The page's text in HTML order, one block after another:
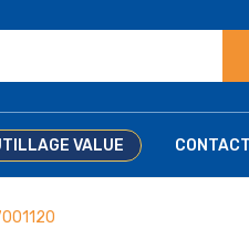
VALUE